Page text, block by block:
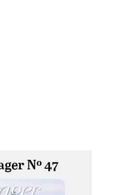
Nº 47